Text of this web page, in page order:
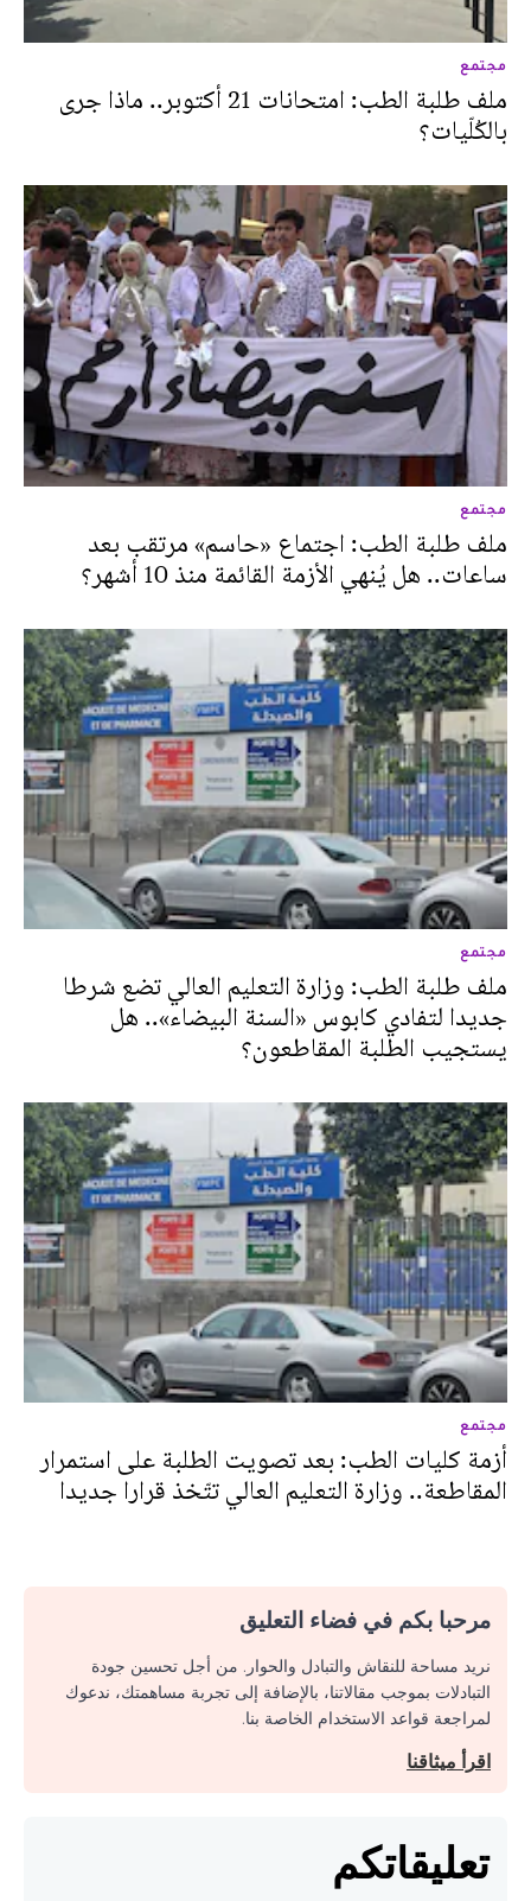
مجتمع
ملف طلبة الطب: امتحانات 21 أكتوبر.. ماذا جرى
بالكُلّيات؟
مجتمع
ملف طلبة الطب: اجتماع «حاسم» مرتقب بعد
ساعات.. هل يُنهي الأزمة القائمة منذ 10 أشهر؟
مجتمع
ملف طلبة الطب: وزارة التعليم العالي تضع شرطا
جديدا لتفادي كابوس «السنة البيضاء».. هل
يستجيب الطلبة المقاطعون؟
مجتمع
أزمة كليات الطب: بعد تصويت الطلبة على استمرار
المقاطعة.. وزارة التعليم العالي تتّخذ قرارا جديدا
مرحبا بكم في فضاء التعليق
نريد مساحة للنقاش والتبادل والحوار. من أجل تحسين جودة
التبادلات بموجب مقالاتنا، بالإضافة إلى تجربة مساهمتك، ندعوك
لمراجعة قواعد الاستخدام الخاصة بنا.
اقرأ ميثاقنا
تعليقاتكم